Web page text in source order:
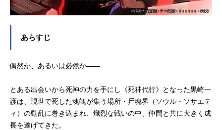
あらすじ
偶然か、あるいは必然か――
とある出会いから死神の力を手にし《死神代行》となった黒崎一
護は、現世で死した魂魄が集う場所・尸魂界（ソウル・ソサエテ
ィ）の動乱に巻き込まれ、熾烈な戦いの中、仲間と共に大きく成
長を遂げてきた。